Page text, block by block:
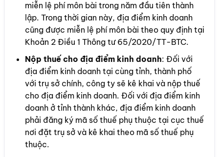
miễn lệ phí môn bài trong năm đầu tiên thành
lập. Trong thời gian này, địa điểm kinh doanh
cũng được miễn lệ phí môn bài theo quy định tại
Khoản 2 Điều 1 Thông tư 65/2020/TT-BTC.
Nộp thuế cho địa điểm kinh doanh: Đối với
địa điểm kinh doanh tại cùng tỉnh, thành phố
với trụ sở chính, công ty sẽ kê khai và nộp thuế
cho địa điểm kinh doanh. Đối với địa điểm kinh
doanh ở tỉnh thành khác, địa điểm kinh doanh
phải đăng ký mã số thuế phụ thuộc tại cục thuế
nơi đặt trụ sở và kê khai theo mã số thuế phụ
thuộc.